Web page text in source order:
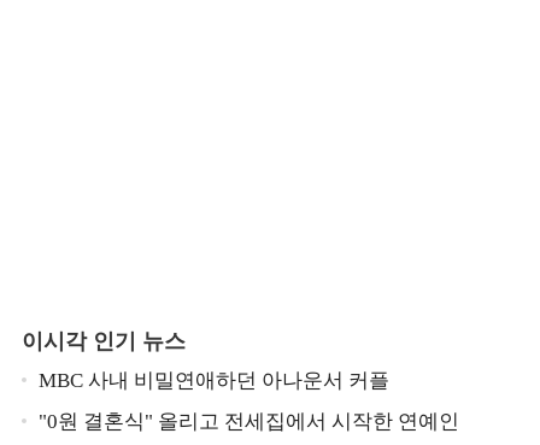
이시각 인기 뉴스
MBC 사내 비밀연애하던 아나운서 커플
"0원 결혼식" 올리고 전세집에서 시작한 연예인